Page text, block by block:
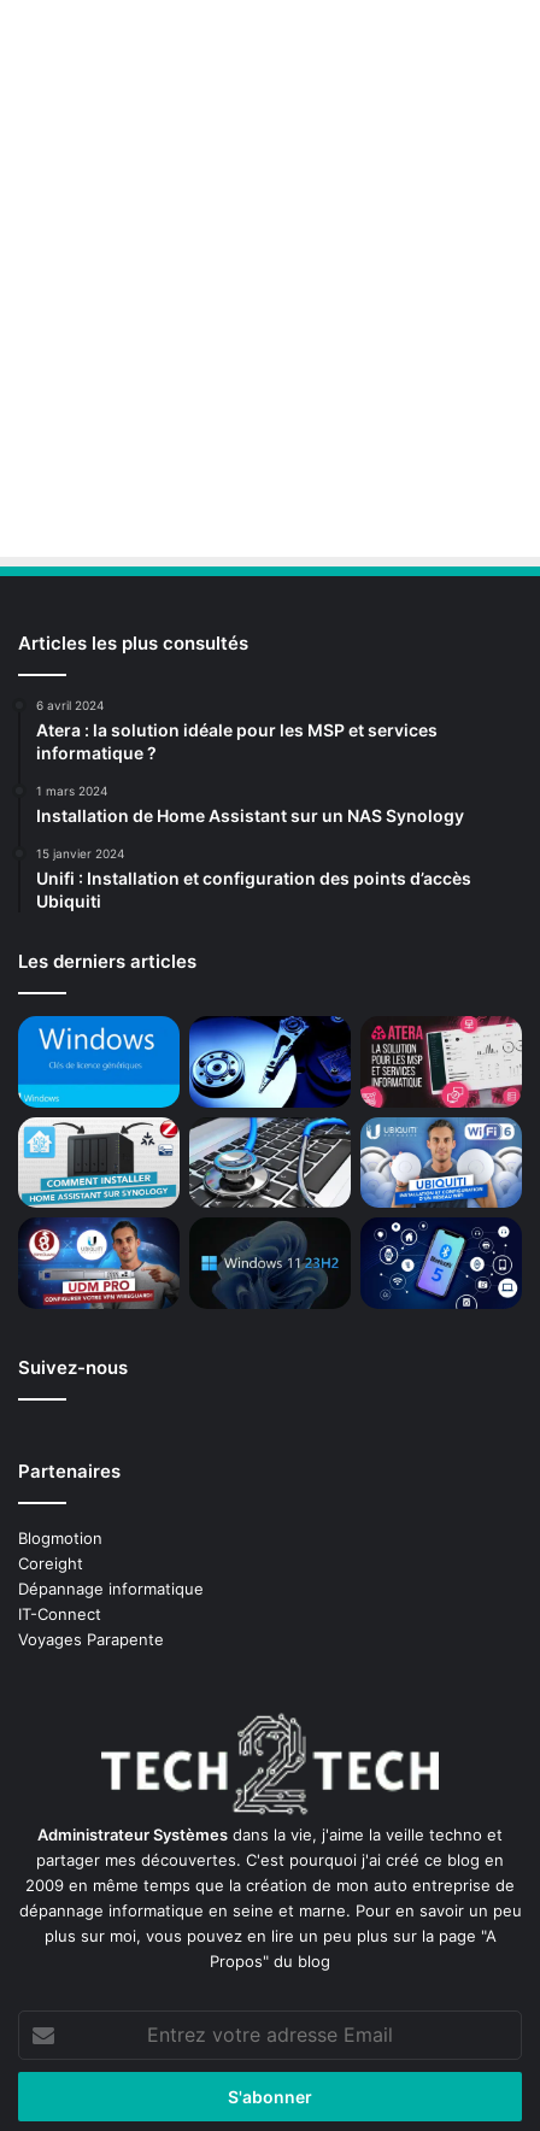
Articles les plus consultés
6 avril 2024
Atera : la solution idéale pour les MSP et services
informatique ?
1 mars 2024
Installation de Home Assistant sur un NAS Synology
15 janvier 2024
Unifi : Installation et configuration des points d’accès
Ubiquiti
Les derniers articles
Suivez-nous
Partenaires
Blogmotion
Coreight
Dépannage informatique
IT-Connect
Voyages Parapente
Administrateur Systèmes dans la vie, j'aime la veille techno et
partager mes découvertes. C'est pourquoi j'ai créé ce blog en
2009 en même temps que la création de mon auto entreprise de
dépannage informatique en seine et marne. Pour en savoir un peu
plus sur moi, vous pouvez en lire un peu plus sur la page "A
Propos" du blog
votre
adresse